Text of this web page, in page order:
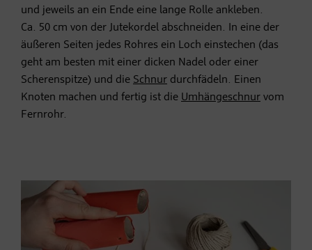
und jeweils an ein Ende eine lange Rolle ankleben.
Ca. 50 cm von der Jutekordel abschneiden. In eine der
äußeren Seiten jedes Rohres ein Loch einstechen (das
geht am besten mit einer dicken Nadel oder einer
Scherenspitze) und die Schnur durchfädeln. Einen
Knoten machen und fertig ist die Umhängeschnur vom
Fernrohr.